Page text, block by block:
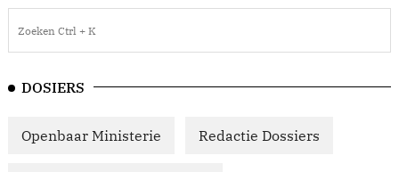
DOSIERS
Openbaar Ministerie Redactie Dossiers